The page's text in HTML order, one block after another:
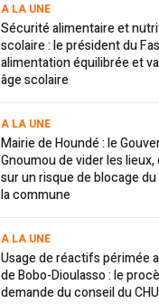
A LA UNE
Sécurité alimentaire et
scolaire : le président du
alimentation équilibrée et
âge scolaire
A LA UNE
Mairie de Houndé : le
Gnoumou de vider les
sur un risque de blocage
la commune
A LA UNE
Usage de réactifs périmée
de Bobo-Dioulasso : le
demande du conseil du